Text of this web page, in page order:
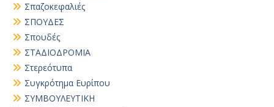
Σπαζοκεφαλιές
ΣΠΟΥΔΕΣ
Σπουδές
ΣΤΑΔΙΟΔΡΟΜΙΑ
Στερεότυπα
Συγκρότημα Ευρίπου
ΣΥΜΒΟΥΛΕΥΤΙΚΗ